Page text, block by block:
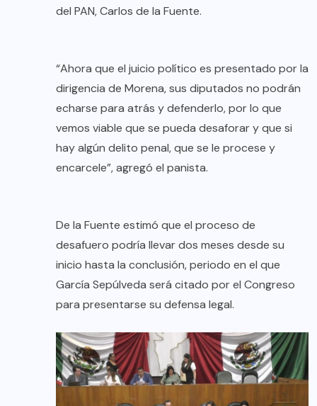
del PAN, Carlos de la Fuente.
“Ahora que el juicio político es presentado por la
dirigencia de Morena, sus diputados no podrán
echarse para atrás y defenderlo, por lo que
vemos viable que se pueda desaforar y que si
hay algún delito penal, que se le procese y
encarcele”, agregó el panista.
De la Fuente estimó que el proceso de
desafuero podría llevar dos meses desde su
inicio hasta la conclusión, periodo en el que
García Sepúlveda será citado por el Congreso
para presentarse su defensa legal.